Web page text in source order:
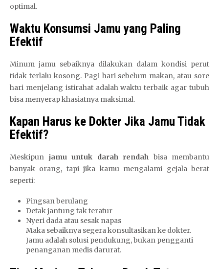
optimal.
Waktu Konsumsi Jamu yang Paling
Efektif
Minum jamu sebaiknya dilakukan dalam kondisi perut
tidak terlalu kosong. Pagi hari sebelum makan, atau sore
hari menjelang istirahat adalah waktu terbaik agar tubuh
bisa menyerap khasiatnya maksimal.
Kapan Harus ke Dokter Jika Jamu Tidak
Efektif?
Meskipun jamu untuk darah rendah bisa membantu
banyak orang, tapi jika kamu mengalami gejala berat
seperti:
Pingsan berulang
Detak jantung tak teratur
Nyeri dada atau sesak napas
Maka sebaiknya segera konsultasikan ke dokter.
Jamu adalah solusi pendukung, bukan pengganti
penanganan medis darurat.